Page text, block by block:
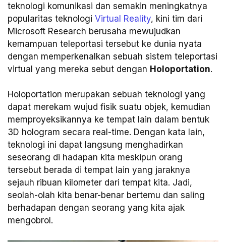
teknologi komunikasi dan semakin meningkatnya
popularitas teknologi Virtual Reality, kini tim dari
Microsoft Research berusaha mewujudkan
kemampuan teleportasi tersebut ke dunia nyata
dengan memperkenalkan sebuah sistem teleportasi
virtual yang mereka sebut dengan Holoportation.
Holoportation merupakan sebuah teknologi yang
dapat merekam wujud fisik suatu objek, kemudian
memproyeksikannya ke tempat lain dalam bentuk
3D hologram secara real-time. Dengan kata lain,
teknologi ini dapat langsung menghadirkan
seseorang di hadapan kita meskipun orang
tersebut berada di tempat lain yang jaraknya
sejauh ribuan kilometer dari tempat kita. Jadi,
seolah-olah kita benar-benar bertemu dan saling
berhadapan dengan seorang yang kita ajak
mengobrol.